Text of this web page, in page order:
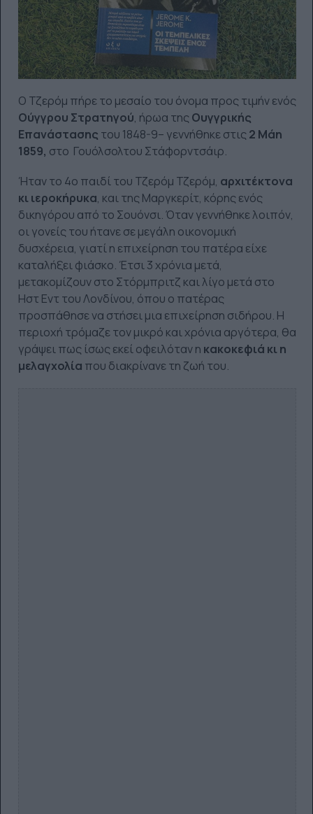
Ο Τζερόμ πήρε το μεσαίο του όνομα προς τιμήν ενός
Ούγγρου Στρατηγού, ήρωα της Ουγγρικής
Επανάστασης του 1848-9– γεννήθηκε στις 2 Μάη
1859, στο Γουόλσολτου Στάφορντσάιρ.
Ήταν το 4ο παιδί του Τζερόμ Τζερόμ, αρχιτέκτονα
κι ιεροκήρυκα, και της Μαργκερίτ, κόρης ενός
δικηγόρου από το Σουόνσι. Όταν γεννήθηκε λοιπόν,
οι γονείς του ήτανε σε μεγάλη οικονομική
δυσχέρεια, γιατί η επιχείρηση του πατέρα είχε
καταλήξει φιάσκο. Έτσι 3 χρόνια μετά,
μετακομίζουν στο Στόρμπριτζ και λίγο μετά στο
Ηστ Εντ του Λονδίνου, όπου ο πατέρας
προσπάθησε να στήσει μια επιχείρηση σιδήρου. Η
περιοχή τρόμαζε τον μικρό και χρόνια αργότερα, θα
γράψει πως ίσως εκεί οφειλόταν η κακοκεφιά κι η
μελαγχολία που διακρίνανε τη ζωή του.